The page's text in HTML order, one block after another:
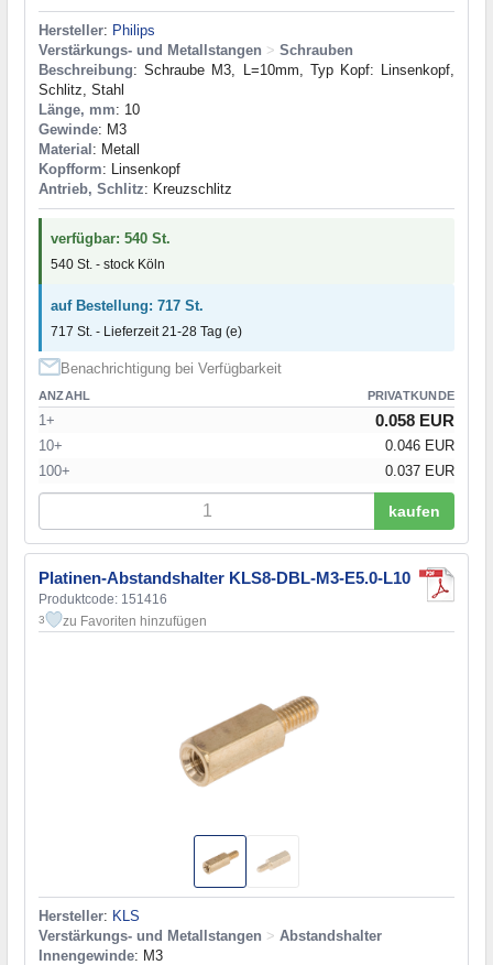
Hersteller: Philips
Verstärkungs- und Metallstangen > Schrauben
Beschreibung: Schraube M3, L=10mm, Typ Kopf: Linsenkopf,
Schlitz, Stahl
Länge, mm: 10
Gewinde: M3
Material : Metall
Kopfform: Linsenkopf
Antrieb, Schlitz: Kreuzschlitz
verfügbar: 540 St.
540 St. - stock Köln
auf Bestellung: 717 St.
717 St. - Lieferzeit 21-28 Tag (e)
Benachrichtigung bei Verfügbarkeit
ANZAHL PRIVATKUNDE
1+ 0.058 EUR
10+
0.046 EUR
100+
0.037 EUR
kaufen
Platinen-Abstandshalter KLS8-DBL-M3-E5.0-L10
Produktcode: 151416
3 zu Favoriten hinzufügen
Hersteller: KLS
Verstärkungs- und Metallstangen > Abstandshalter
Innengewinde: M3